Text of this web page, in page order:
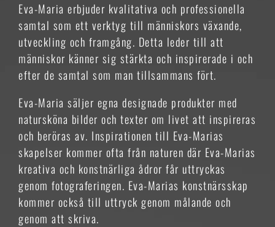
Eva-Maria erbjuder kvalitativa och professionella
samtal som ett verktyg till människors växande,
utveckling och framgång. Detta leder till att
människor känner sig stärkta och inspirerade i och
efter de samtal som man tillsammans fört.
Eva-Maria säljer egna designade produkter med
natursköna bilder och texter om livet att inspireras
och beröras av. Inspirationen till Eva-Marias
skapelser kommer ofta från naturen där Eva-Marias
kreativa och konstnärliga ådror får uttryckas
genom fotograferingen. Eva-Marias konstnärsskap
kommer också till uttryck genom målande och
genom att skriva.